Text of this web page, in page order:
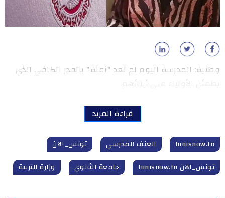
وطنية: المدرسة اليوم لم تعد "آمنة" بالقدر الكافي الذي
قراءة المزيد
tunisnow.tn العنف المدرسي
تونس_الآن
تونس_الآن tunisnow.tn
جامعة الثانوي وزارة التربية